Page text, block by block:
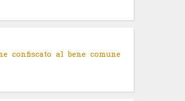
confiscato al bene comune